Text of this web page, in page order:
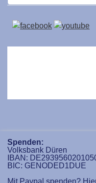
Spenden:
Volksbank Düren
IBAN:
BIC: GENODED1DUE
Mit Paypal spenden?